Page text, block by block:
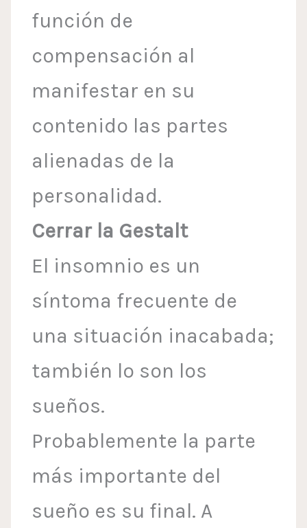
función de
compensación al
manifestar en su
contenido las partes
alienadas de la
personalidad.
Cerrar la Gestalt
El insomnio es un
síntoma frecuente de
una situación inacabada;
también lo son los
sueños.
Probablemente la parte
más importante del
sueño es su final. A